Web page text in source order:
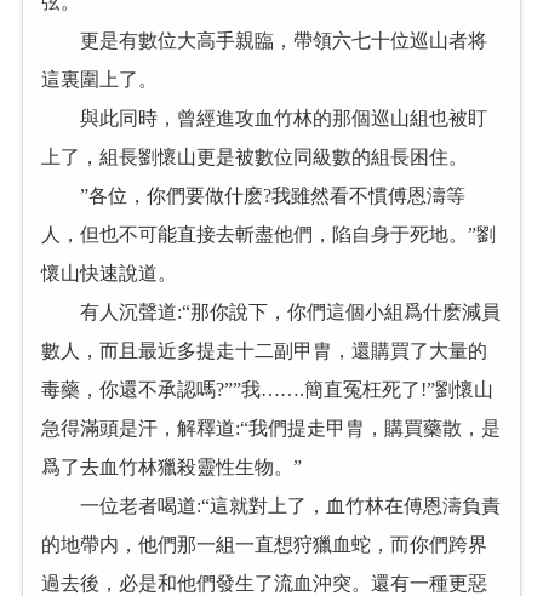
更是有數位大高手親臨，帶領六七十位巡山者将
這裏圍上了。
與此同時，曾經進攻血竹林的那個巡山組也被盯
上了，組長劉懷山更是被數位同級數的組長困住。
”各位，你們要做什麽?我雖然看不慣傅恩濤等
人，但也不可能直接去斬盡他們，陷自身于死地。”劉
懷山快速說道。
有人沉聲道:“那你說下，你們這個小組爲什麽減員
數人，而且最近多提走十二副甲胄，還購買了大量的
毒藥，你還不承認嗎?””我…….簡直冤枉死了!”劉懷山
急得滿頭是汗，解釋道:“我們提走甲胄，購買藥散，是
爲了去血竹林獵殺靈性生物。”
一位老者喝道:“這就對上了，血竹林在傅恩濤負責
的地帶内，他們那一組一直想狩獵血蛇，而你們跨界
過去後，必是和他們發生了流血沖突。還有一種更惡